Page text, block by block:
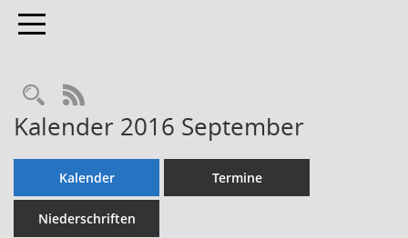
Toggle navigation
Rechercheauswahl
RSS-Feed
Kalender 2016 September
Kalender Termine
Niederschriften